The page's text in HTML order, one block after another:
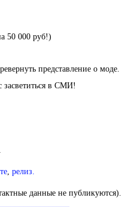
50 000 руб!)
представление о моде.
в СМИ!
, релиз.
данные не публикуются).